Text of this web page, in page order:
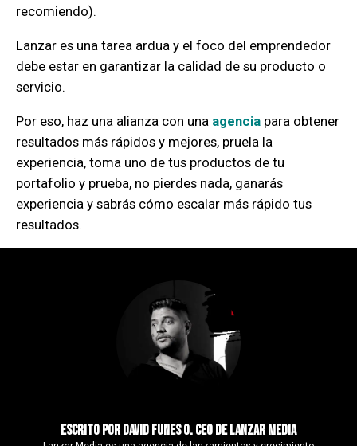
recomiendo).
Lanzar es una tarea ardua y el foco del emprendedor
debe estar en garantizar la calidad de su producto o
servicio.
Por eso, haz una alianza con una agencia para obtener
resultados más rápidos y mejores, pruela la
experiencia, toma uno de tus productos de tu
portafolio y prueba, no pierdes nada, ganarás
experiencia y sabrás cómo escalar más rápido tus
resultados.
Escrito por david funes O. ceo de lanzar media